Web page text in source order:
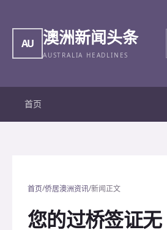
AU 澳洲新闻头条
AUSTRALIA HEADLINES
首页
首页/侨居澳洲资讯/新闻正文
您的过桥签证无